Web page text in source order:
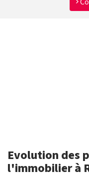
Evolution des
l'immobilier à